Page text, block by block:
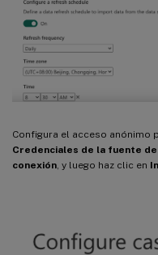
Configura el acceso anónimo
Credenciales de la fuente
conexión , y luego haz clic en